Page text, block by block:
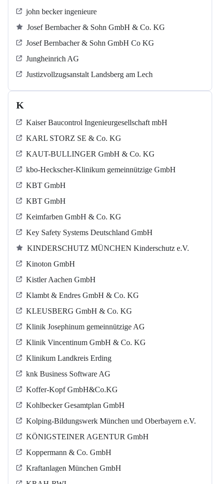
john becker ingenieure
Josef Bernbacher & Sohn GmbH & Co. KG
Josef Bernbacher & Sohn GmbH Co KG
Jungheinrich AG
Justizvollzugsanstalt Landsberg am Lech
K
Kaiser Baucontrol Ingenieurgesellschaft mbH
KARL STORZ SE & Co. KG
KAUT-BULLINGER GmbH & Co. KG
kbo-Heckscher-Klinikum gemeinnützige GmbH
KBT GmbH
KBT GmbH
Keimfarben GmbH & Co. KG
Key Safety Systems Deutschland GmbH
KINDERSCHUTZ MÜNCHEN Kinderschutz e.V.
Kinoton GmbH
Kistler Aachen GmbH
Klambt & Endres GmbH & Co. KG
KLEUSBERG GmbH & Co. KG
Klinik Josephinum gemeinnützige AG
Klinik Vincentinum GmbH & Co. KG
Klinikum Landkreis Erding
knk Business Software AG
Koffer-Kopf GmbH&Co.KG
Kohlbecker Gesamtplan GmbH
Kolping-Bildungswerk München und Oberbayern e.V.
KÖNIGSTEINER AGENTUR GmbH
Koppermann & Co. GmbH
Kraftanlagen München GmbH